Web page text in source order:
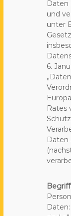
Daten
und
unter
6.
Rates
Daten